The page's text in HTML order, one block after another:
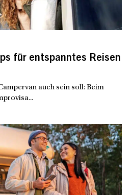
für entspanntes Reisen
auch sein soll: Beim